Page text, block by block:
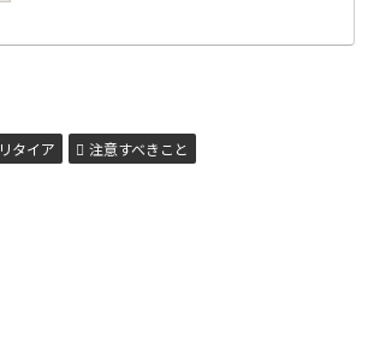
と、多くのサラリーマンは身構えると思います。では、リ
きない平日の...
リタイア 注意すべきこと